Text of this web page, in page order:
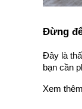
Đừng
Đây là
bạn cần
Xem